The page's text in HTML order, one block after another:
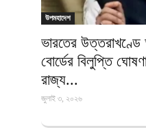
উপমহাদেশ
ভারতের উত্তরাখণ্ডে
বোর্ডের বিলুপ্তি
রাজ্য...
জুলাই ৩, ২০২৬